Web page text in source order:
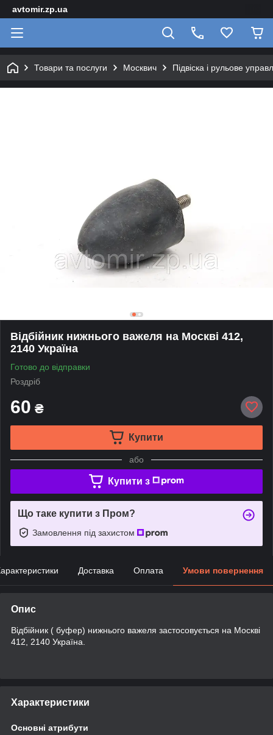
avtomir.zp.ua
Товари та послуги Москвич Підвіска і рульове
Відбійник нижнього важеля на Москві 412,
2140 Україна
Готово до відправки
Роздріб
60 ₴
Купити
або
Купити з
Що таке купити з Пром?
Замовлення під захистом
Доставка Оплата Умови повернення
Опис
Відбійник ( буфер) нижнього важеля застосовується на Москві
412, 2140 Україна.
Характеристики
Основні атрибути